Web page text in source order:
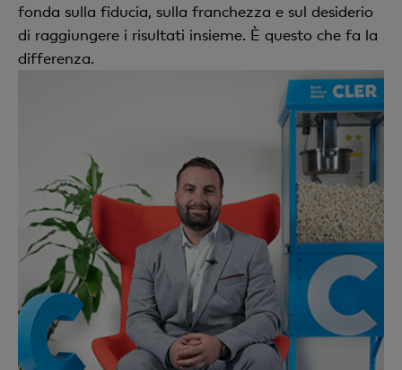
fonda sulla fiducia, sulla franchezza e sul desiderio
di raggiungere i risultati insieme. È questo che fa la
differenza.